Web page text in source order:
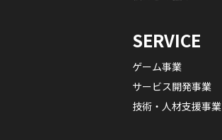
SERVICE
ゲーム事業
サービス開発事業
技術・人材支援事業